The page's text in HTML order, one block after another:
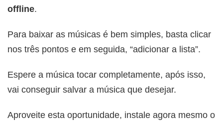
offline.
Para baixar as músicas é bem simples, basta clicar
nos três pontos e em seguida, “adicionar a lista”.
Espere a música tocar completamente, após isso,
vai conseguir salvar a música que desejar.
Aproveite esta oportunidade, instale agora mesmo o